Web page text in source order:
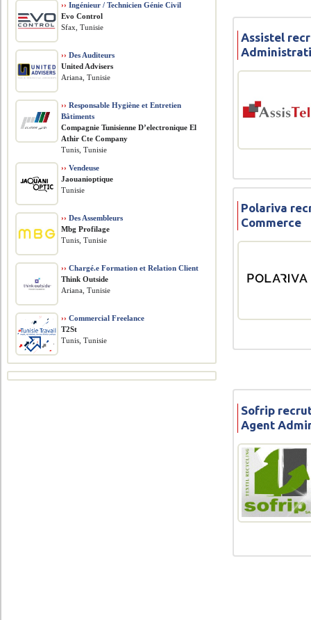
Assistel
Polariva
Commerce
Sofrip
Agent
›› Ingénieur / Technicien Génie Civil
Evo Control
Sfax, Tunisie
›› Des Auditeurs
United Advisers
Ariana, Tunisie
›› Responsable Hygiène et Entretien
Bâtiments
Compagnie Tunisienne D’electronique El
Athir Cte Company
Tunis, Tunisie
›› Vendeuse
Jaouanioptique
Tunisie
›› Des Assembleurs
Mbg Profilage
Tunis, Tunisie
›› Chargé.e Formation et Relation Client
Think Outside
Ariana, Tunisie
›› Commercial Freelance
T2St
Tunis, Tunisie